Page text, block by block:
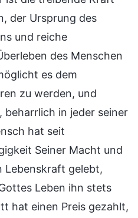
der Ursprung des
und reiche
des Menschen
es dem
zu werden, und
beharrlich in jeder seiner
hat seit
Seiner Macht und
Lebenskraft gelebt,
Leben ihn stets
hat einen Preis gezahlt,